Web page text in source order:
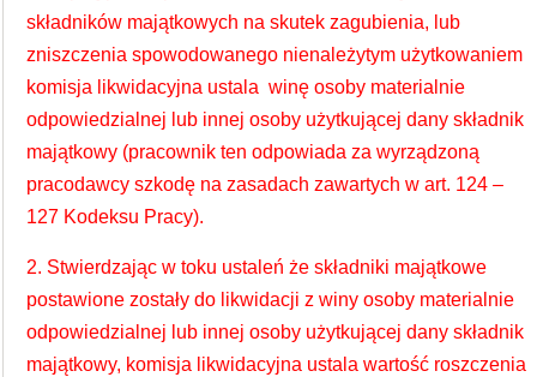
składników majątkowych na skutek zagubienia, lub
zniszczenia spowodowanego nienależytym użytkowaniem
komisja likwidacyjna ustala winę osoby materialnie
odpowiedzialnej lub innej osoby użytkującej dany składnik
majątkowy (pracownik ten odpowiada za wyrządzoną
pracodawcy szkodę na zasadach zawartych w art. 124 –
127 Kodeksu Pracy).
2. Stwierdzając w toku ustaleń że składniki majątkowe
postawione zostały do likwidacji z winy osoby materialnie
odpowiedzialnej lub innej osoby użytkującej dany składnik
majątkowy, komisja likwidacyjna ustala wartość roszczenia